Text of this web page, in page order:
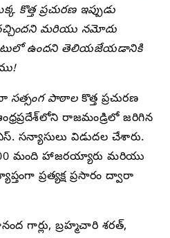
ప్రచురణ ఇప్పుడు
మరియు నమోదు
ఉందని తెలియజేయడానికి
పాఠాలకొత్త ప్రచురణ
రాజమండ్రిలో జరిగిన
సన్యాసులు విడుదల చేశారు.
మంది హాజరయ్యారు మరియు
ప్రత్యక్ష ప్రసారం ద్వారా
గార్లు, బ్రహ్మచారి శరత్,